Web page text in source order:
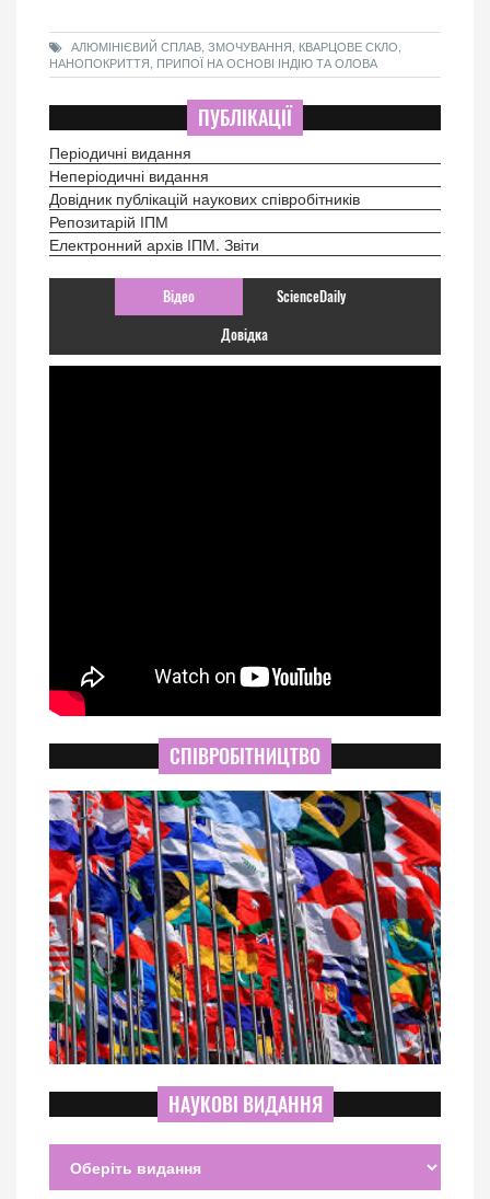
АЛЮМІНІЄВИЙ СПЛАВ, ЗМОЧУВАННЯ, КВАРЦОВЕ СКЛО,
НАНОПОКРИТТЯ, ПРИПОЇ НА ОСНОВІ ІНДІЮ ТА ОЛОВА
ПУБЛІКАЦІЇ
Періодичні видання
Неперіодичні видання
Довідник публікацій наукових співробітників
Репозитарій ІПМ
Електронний архів ІПМ. Звіти
Відео ScienceDaily
Довідка
СПІВРОБІТНИЦТВО
НАУКОВІ ВИДАННЯ